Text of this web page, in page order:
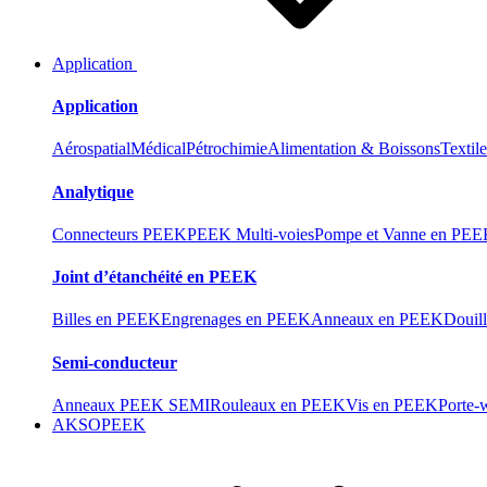
Application
Application
AérospatialMédicalPétrochimieAlimentation & Boissons
Analytique
Connecteurs PEEKPEEK Multi-voiesPompe et Vanne en
Joint d’étanchéité en PEEK
Billes en PEEKEngrenages en PEEKAnneaux en PEEK
Semi-conducteur
Anneaux PEEK SEMIRouleaux en PEEKVis en PEEKPorte-
AKSOPEEK